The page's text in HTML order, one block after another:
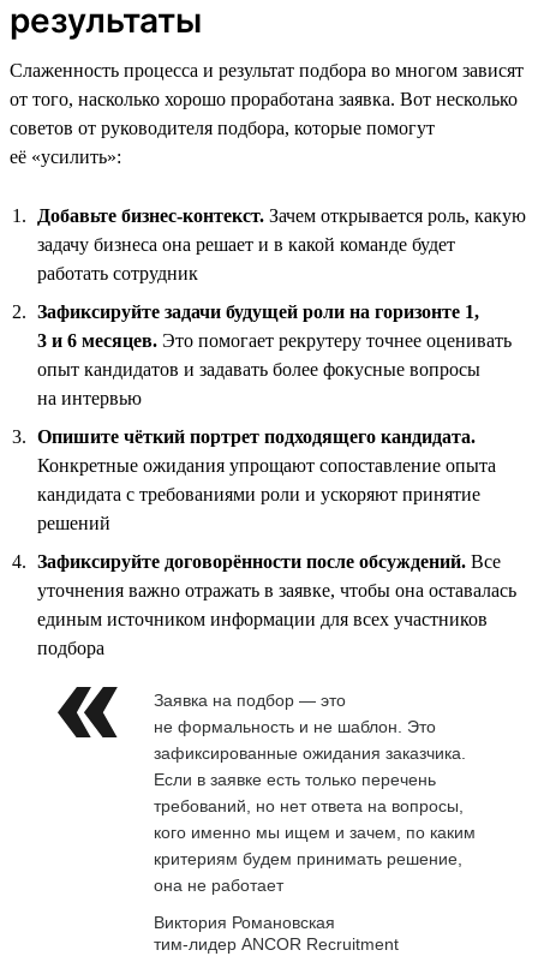
результаты
Слаженность процесса и результат подбора во многом зависят
от того, насколько хорошо проработана заявка. Вот несколько
советов от руководителя подбора, которые помогут
её «усилить»:
Добавьте бизнес-контекст. Зачем открывается роль, какую
задачу бизнеса она решает и в какой команде будет
работать сотрудник
Зафиксируйте задачи будущей роли на горизонте 1,
3 и 6 месяцев. Это помогает рекрутеру точнее оценивать
опыт кандидатов и задавать более фокусные вопросы
на интервью
Опишите чёткий портрет подходящего кандидата.
Конкретные ожидания упрощают сопоставление опыта
кандидата с требованиями роли и ускоряют принятие
решений
Зафиксируйте договорённости после обсуждений. Все
уточнения важно отражать в заявке, чтобы она оставалась
единым источником информации для всех участников
подбора
Заявка на подбор — это
не формальность и не шаблон. Это
зафиксированные ожидания заказчика.
Если в заявке есть только перечень
требований, но нет ответа на вопросы,
кого именно мы ищем и зачем, по каким
критериям будем принимать решение,
она не работает
Виктория Романовская
тим-лидер ANCOR Recruitment